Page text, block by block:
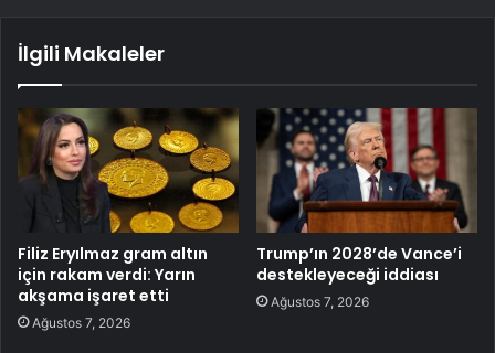
İlgili Makaleler
Filiz Eryılmaz gram altın
için rakam verdi: Yarın
akşama işaret etti
Ağustos 7, 2026
Trump’ın 2028’de Vance’i
destekleyeceği iddiası
Ağustos 7, 2026